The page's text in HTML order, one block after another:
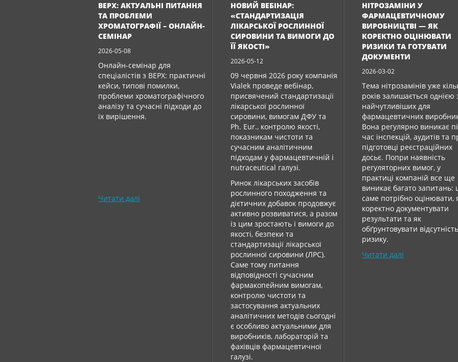
ВЕРХ: АКТУАЛЬНІ ПИТАННЯ
ТА ПРОБЛЕМИ
ХРОМАТОГРАФІЇ – ОНЛАЙН-
СЕМІНАР
2026-05-08
Онлайн-семінар для
спеціалістів з ВЕРХ: практичні
кейси, типові помилки,
проблеми хроматографічного
аналізу та сучасні підходи до
їх вирішення.
Читати далі
НОВИЙ ВЕБІНАР:
«СТАНДАРТИЗАЦІЯ
ЛІКАРСЬКОЇ РОСЛИННОЇ
СИРОВИНИ ТА ВИМОГИ ДО
ЇЇ ЯКОСТІ»
2026-05-12
09 червня 2026 року компанія
Vialek проведе вебінар,
присвячений стандартизації
лікарської рослинної
сировини, вимогам ДФУ та
Ph. Eur., контролю якості,
показникам чистоти та
сучасним аналітичним
підходам у фармацевтичній і
nutraceutical галузі.
Ринок лікарських засобів
рослинного походження та
дієтичних добавок продовжує
активно розвиватися, а разом
із цим зростають і вимоги до
якості, безпеки та
стандартизації лікарської
рослинної сировини (ЛРС).
Саме тому питання
відповідності сучасним
фармакопейним вимогам,
контролю чистоти та
застосування актуальних
аналітичних методів сьогодні
є особливо актуальними для
виробників, лабораторій та
фахівців фармацевтичної
галузі.
НІТРОЗАМІНИ У
ФАРМАЦЕВТИЧНОМУ
ВИРОБНИЦТВІ — ЯК
КОРЕКТНО ОЦІНЮВАТИ
РИЗИКИ ТА ГОТУВАТИ
ДОКУМЕНТИ
2026-03-02
Тема нітрозамінів уже
років залишається однією
найчутливіших для
фармацевтичних
Вона регулярно виникає
час інспекцій, аудитів та
підготовці реєстраційних
досьє. Попри наявність
регуляторних вимог, у
практиці компаній все ще
виникає багато запитань:
саме потрібно оцінювати,
коректно документувати
результати та як
обґрунтовувати відсутність
ризику.
Читати далі